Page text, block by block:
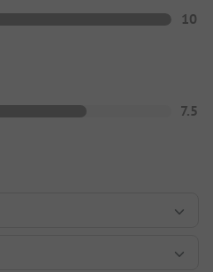
10
7.5